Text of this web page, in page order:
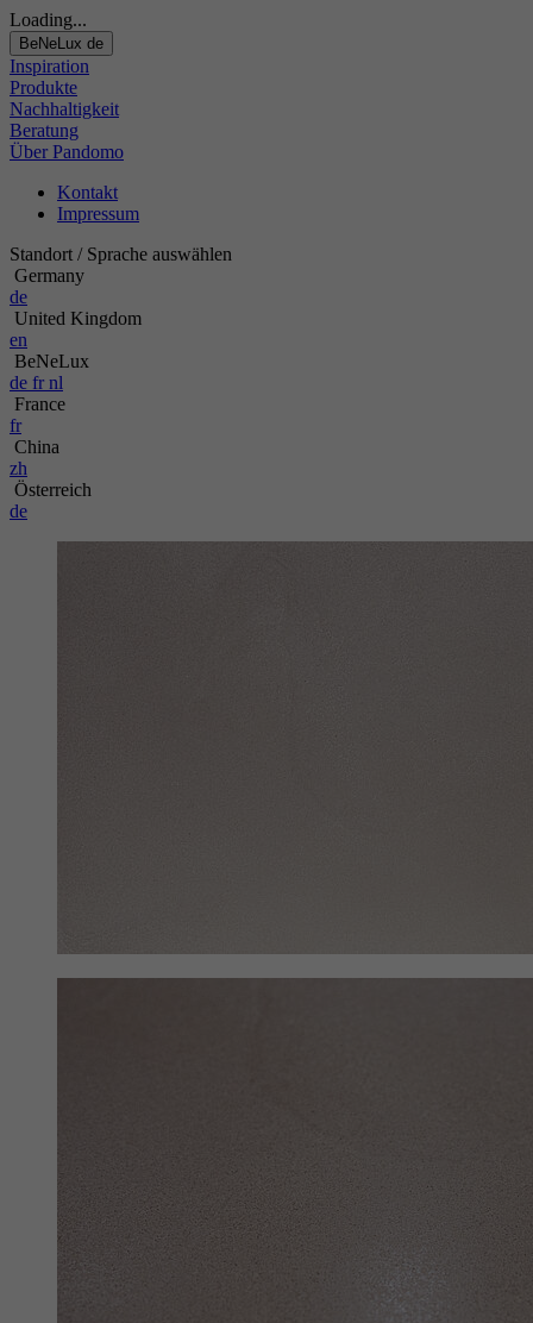
Loading...
BeNeLux de
Inspiration
Produkte
Nachhaltigkeit
Beratung
Über Pandomo
Kontakt
Impressum
Standort / Sprache auswählen
Germany
de
United Kingdom
en
BeNeLux
de fr nl
France
fr
China
zh
Österreich
de